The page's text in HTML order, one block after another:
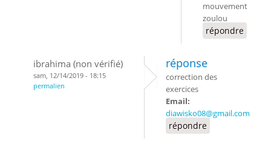
mouvement
zoulou
répondre
ibrahima (non vérifié)
sam, 12/14/2019 - 18:15
permalien
réponse
correction des
exercices
Email:
diawisko08@gmail.com
répondre